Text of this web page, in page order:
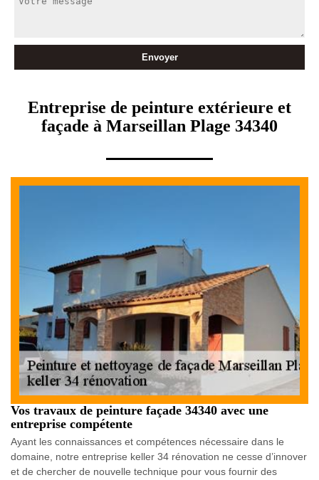
Entreprise de peinture extérieure et
façade à Marseillan Plage 34340
Vos travaux de peinture façade 34340 avec une
entreprise compétente
Ayant les connaissances et compétences nécessaire dans le
domaine, notre entreprise keller 34 rénovation ne cesse d’innover
et de chercher de nouvelle technique pour vous fournir des